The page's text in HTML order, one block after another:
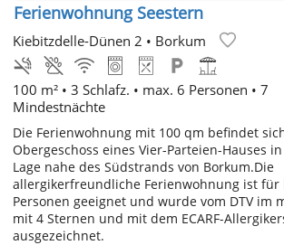
Ferienwohnung Seestern
Kiebitzdelle-Dünen 2 • Borkum
100 m² • 3 Schlafz. • max. 6 Personen • 7
Mindestnächte
Die Ferienwohnung mit 100 qm befindet
Obergeschoss eines Vier-Parteien-Hauses
Lage nahe des Südstrands von Borkum.Die
allergikerfreundliche Ferienwohnung ist für
Personen geeignet und wurde vom DTV im
mit 4 Sternen und mit dem ECARF-
ausgezeichnet.